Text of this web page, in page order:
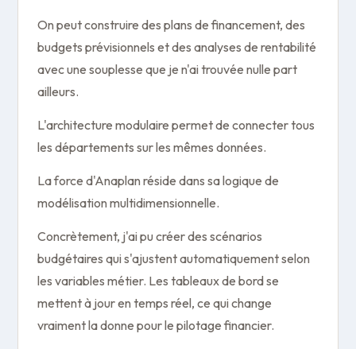
On peut construire des plans de financement, des
budgets prévisionnels et des analyses de rentabilité
avec une souplesse que je n'ai trouvée nulle part
ailleurs.
L'architecture modulaire permet de connecter tous
les départements sur les mêmes données.
La force d'Anaplan réside dans sa logique de
modélisation multidimensionnelle.
Concrètement, j'ai pu créer des scénarios
budgétaires qui s'ajustent automatiquement selon
les variables métier. Les tableaux de bord se
mettent à jour en temps réel, ce qui change
vraiment la donne pour le pilotage financier.